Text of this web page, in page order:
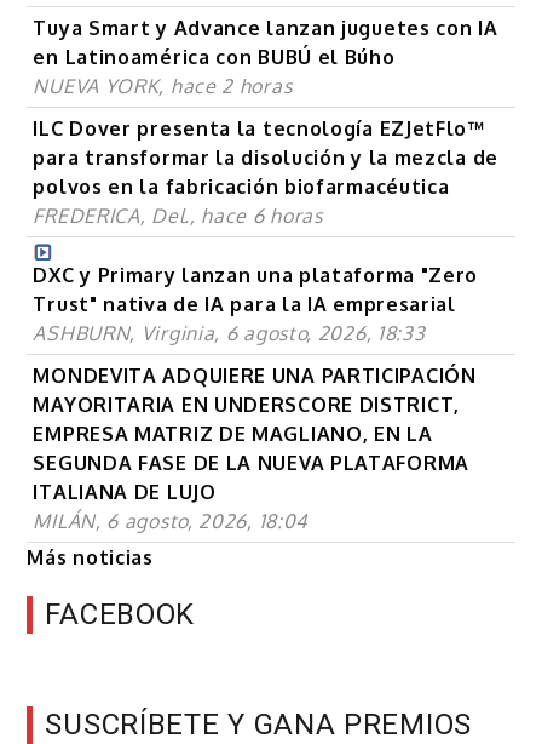
Tuya Smart y Advance lanzan juguetes con IA
en Latinoamérica con BUBÚ el Búho
NUEVA YORK, hace 2 horas
ILC Dover presenta la tecnología EZJetFlo™
para transformar la disolución y la mezcla de
polvos en la fabricación biofarmacéutica
FREDERICA, Del., hace 6 horas
DXC y Primary lanzan una plataforma "Zero
Trust" nativa de IA para la IA empresarial
ASHBURN, Virginia, 6 agosto, 2026, 18:33
MONDEVITA ADQUIERE UNA PARTICIPACIÓN
MAYORITARIA EN UNDERSCORE DISTRICT,
EMPRESA MATRIZ DE MAGLIANO, EN LA
SEGUNDA FASE DE LA NUEVA PLATAFORMA
ITALIANA DE LUJO
MILÁN, 6 agosto, 2026, 18:04
Más noticias
FACEBOOK
SUSCRÍBETE Y GANA PREMIOS